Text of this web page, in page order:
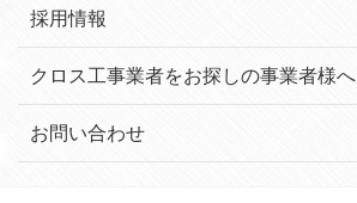
採用情報
クロス工事業者をお探しの事業者様へ
お問い合わせ